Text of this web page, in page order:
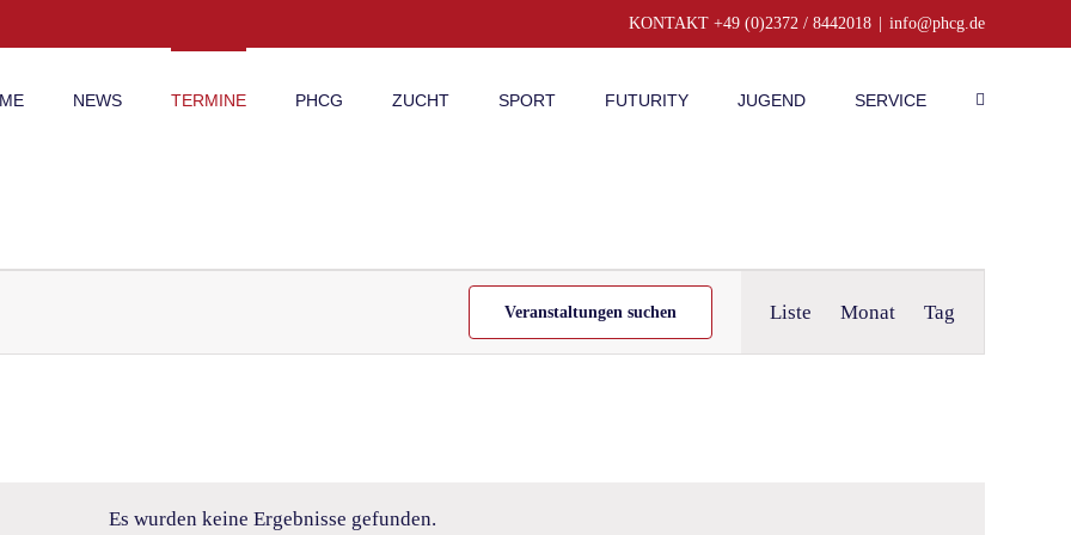
KONTAKT +49 (0)2372 / 8442018 | info@phcg.de
NEWS TERMINE PHCG ZUCHT SPORT FUTURITY JUGEND SERVICE
Es wurden keine Ergebnisse gefunden.
Veranstaltungen suchen
Veranstaltung
Ansichten-
Liste Monat Tag